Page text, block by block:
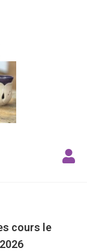
cours le